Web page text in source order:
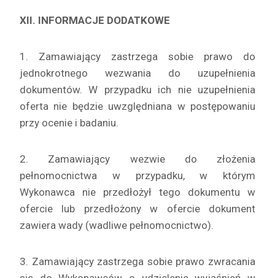
XII. INFORMACJE DODATKOWE
1. Zamawiający zastrzega sobie prawo do
jednokrotnego wezwania do uzupełnienia
dokumentów. W przypadku ich nie uzupełnienia
oferta nie będzie uwzględniana w postępowaniu
przy ocenie i badaniu.
2. Zamawiający wezwie do złożenia
pełnomocnictwa w przypadku, w którym
Wykonawca nie przedłożył tego dokumentu w
ofercie lub przedłożony w ofercie dokument
zawiera wady (wadliwe pełnomocnictwo).
3. Zamawiający zastrzega sobie prawo zwracania